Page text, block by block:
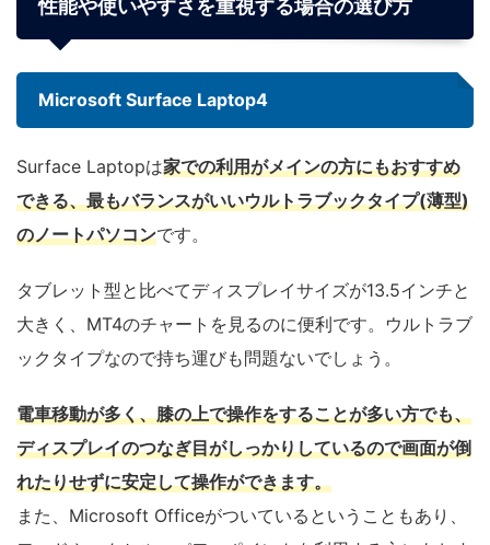
性能や使いやすさを重視する場合の選び方
Microsoft Surface Laptop4
Surface Laptopは家での利用がメインの方にもおすすめ
できる、最もバランスがいいウルトラブックタイプ(薄型)
のノートパソコンです。
タブレット型と比べてディスプレイサイズが13.5インチと
大きく、MT4のチャートを見るのに便利です。ウルトラブ
ックタイプなので持ち運びも問題ないでしょう。
電車移動が多く、膝の上で操作をすることが多い方でも、
ディスプレイのつなぎ目がしっかりしているので画面が倒
れたりせずに安定して操作ができます。
また、Microsoft Officeがついているということもあり、